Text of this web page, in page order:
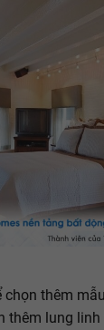
chọn thêm
thêm lung